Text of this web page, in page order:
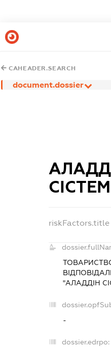
CAHEADER.SEARCH
document.dossier
riskFactors.title
"АЛАДДІН
-
dossier.edrpo: